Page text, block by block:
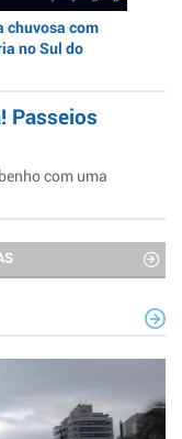
chuvosa com
no Sul do
Passeios
com uma